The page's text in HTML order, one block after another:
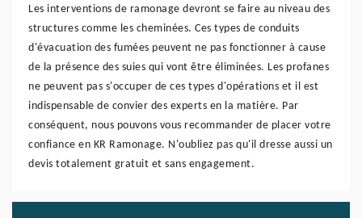
Les interventions de ramonage devront se faire au niveau des
structures comme les cheminées. Ces types de conduits
d'évacuation des fumées peuvent ne pas fonctionner à cause
de la présence des suies qui vont être éliminées. Les profanes
ne peuvent pas s'occuper de ces types d'opérations et il est
indispensable de convier des experts en la matière. Par
conséquent, nous pouvons vous recommander de placer votre
confiance en KR Ramonage. N'oubliez pas qu'il dresse aussi un
devis totalement gratuit et sans engagement.